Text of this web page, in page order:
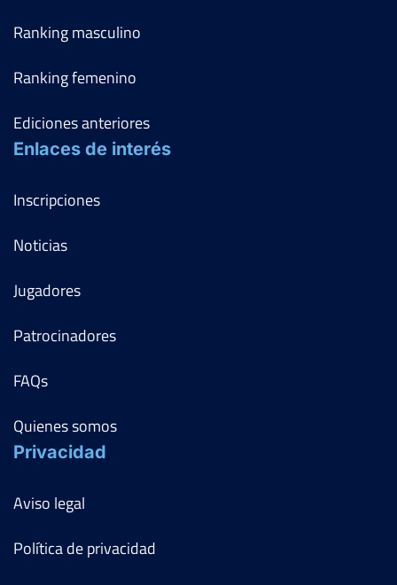
Ranking masculino
Ranking femenino
Ediciones anteriores
Enlaces de interés
Inscripciones
Noticias
Jugadores
Patrocinadores
FAQs
Quienes somos
Privacidad
Aviso legal
Política de privacidad